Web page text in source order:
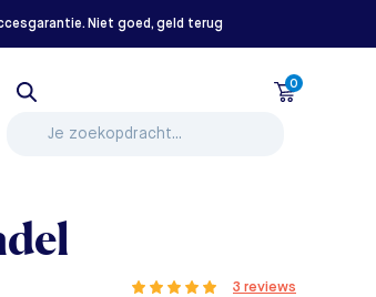
Niet goed, geld terug
0
3 reviews